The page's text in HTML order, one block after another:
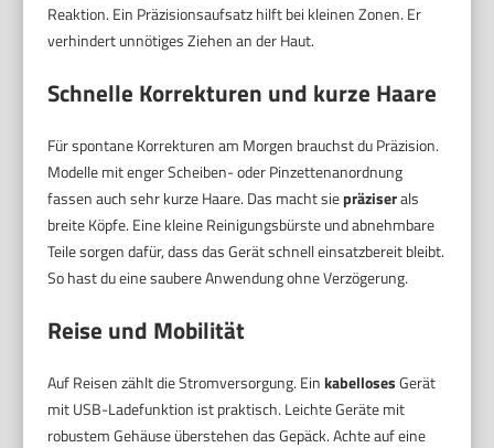
Reaktion. Ein Präzisionsaufsatz hilft bei kleinen Zonen. Er
verhindert unnötiges Ziehen an der Haut.
Schnelle Korrekturen und kurze Haare
Für spontane Korrekturen am Morgen brauchst du Präzision.
Modelle mit enger Scheiben- oder Pinzettenanordnung
fassen auch sehr kurze Haare. Das macht siepräziserals
breite Köpfe. Eine kleine Reinigungsbürste und abnehmbare
Teile sorgen dafür, dass das Gerät schnell einsatzbereit bleibt.
So hast du eine saubere Anwendung ohne Verzögerung.
Reise und Mobilität
Auf Reisen zählt die Stromversorgung. EinkabellosesGerät
mit USB-Ladefunktion ist praktisch. Leichte Geräte mit
robustem Gehäuse überstehen das Gepäck. Achte auf eine